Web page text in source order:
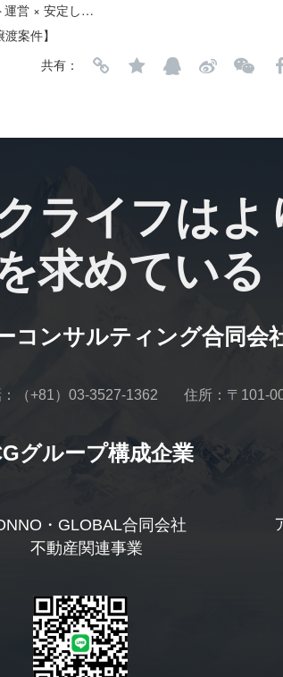
【東京｜築地・銀座徒歩圏内の大型レンタルスペース譲渡 × 低コスト運営 × 安定した収益モデル】
案件】
共有：
ライフはよ
求めている
（+81）03-3527-1362 住所：〒101-
グループ構成企業
・GLOBAL合同会社
不動産関連事業
コンサルティング合同会